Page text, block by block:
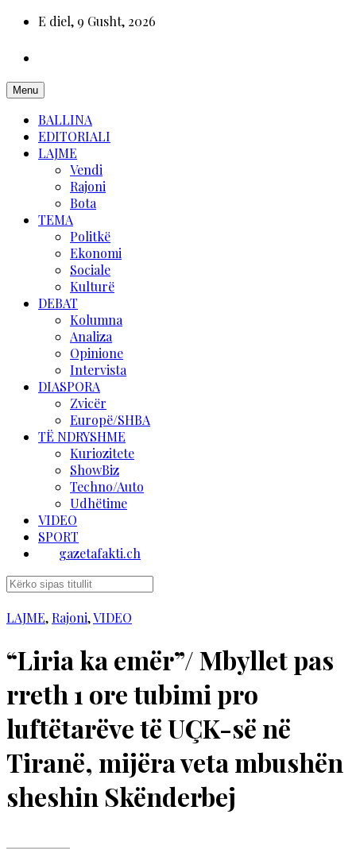
E diel, 9 Gusht, 2026
Menu
BALLINA
EDITORIALI
LAJME
Vendi
Rajoni
Bota
TEMA
Politkë
Ekonomi
Sociale
Kulturë
DEBAT
Kolumna
Analiza
Opinione
Intervista
DIASPORA
Zvicër
Europë/SHBA
TË NDRYSHME
Kuriozitete
ShowBiz
Techno/Auto
Udhëtime
VIDEO
SPORT
gazetafakti.ch
LAJME, Rajoni,VIDEO
“Liria ka emër”/ Mbyllet pas
rreth 1 ore tubimi pro
luftëtarëve të UÇK-së në
Tiranë, mijëra veta mbushën
sheshin Skënderbej